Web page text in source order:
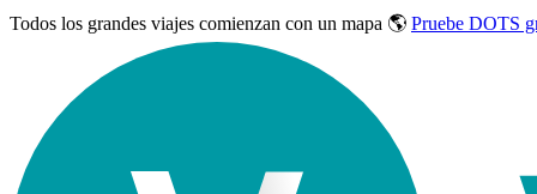
Todos los grandes viajes comienzan con un mapa 🌎 Pruebe DOTS